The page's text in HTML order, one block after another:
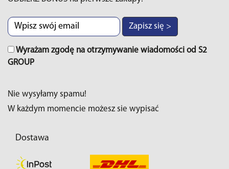
Zapisz się >
Wyrażam zgodę na otrzymywanie wiadomości od S2
GROUP
Nie wysyłamy spamu!
W każdym momencie możesz sie wypisać
Dostawa